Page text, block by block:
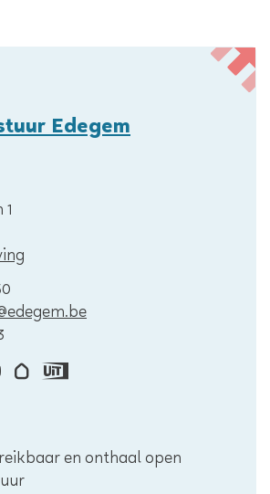
Edegem
edegem.be
Edegem
Lokaal
en onthaal open
uur